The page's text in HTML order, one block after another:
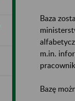
Baza
m.in.
Bazę